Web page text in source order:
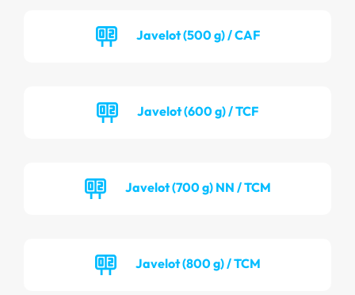
Javelot (500 g) / CAF
Javelot (600 g) / TCF
Javelot (700 g) NN / TCM
Javelot (800 g) / TCM